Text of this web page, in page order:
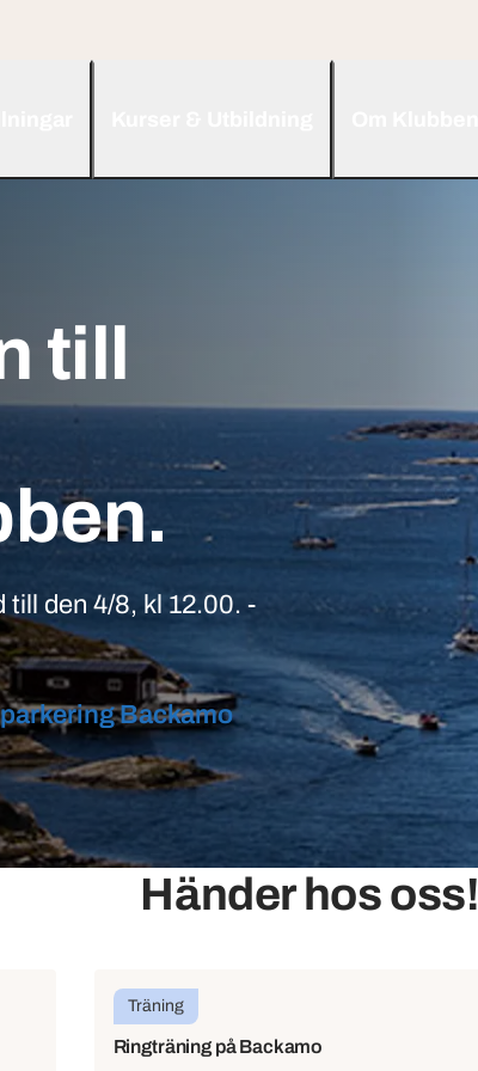
till
den 4/8, kl 12.00. -
parkering Backamo
Händer hos oss!
Träning
Ringträning på Backamo